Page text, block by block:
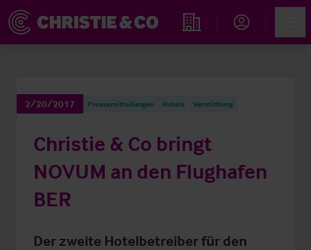
Immobiliensuche
2/20/2017 Pressemitteilungen Hotels Vermittlung
Christie & Co bringt
NOVUM an den Flughafen
BER
Der zweite Hotelbetreiber für den